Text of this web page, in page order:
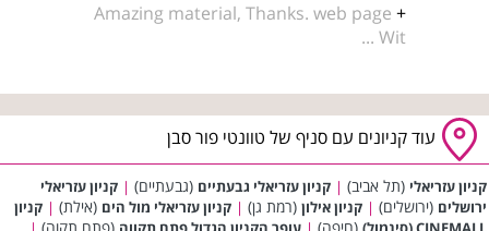
+
Amazing material, Thanks. web page
Wit ...
עוד קניונים עם סניף של טוונטי פור סבן
קניון עזריאלי (תל אביב) | קניון עזריאלי גבעתיים (גבעתיים) | קניון עזריאלי
ירושלים (ירושלים) | קניון אילון (רמת גן) | קניון עזריאלי מול הים (אילת) | קניון